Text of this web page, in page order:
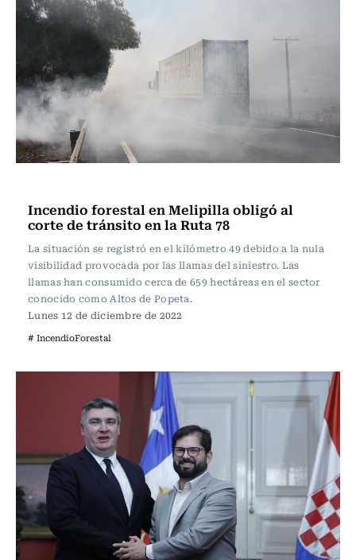
Incendio forestal en Melipilla obligó al
corte de tránsito en la Ruta 78
La situación se registró en el kilómetro 49 debido a la nula
visibilidad provocada por las llamas del siniestro. Las
llamas han consumido cerca de 659 hectáreas en el sector
conocido como Altos de Popeta.
Lunes 12 de diciembre de 2022
# IncendioForestal